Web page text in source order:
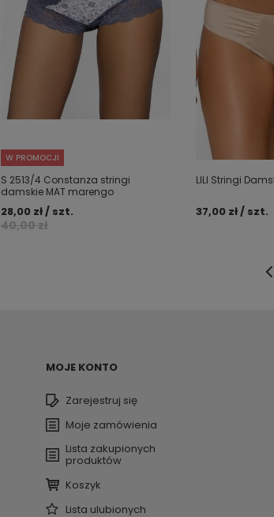
W PROMOCJI
S 2513/4 Constanza stringi
damskie MAT marengo
40,00 zł
28,00 zł / szt.
LILI Stringi
37,00 zł / szt.
MOJE KONTO
Zarejestruj się
Moje zamówienia
Lista zakupionych
produktów
Koszyk
Lista ulubionych